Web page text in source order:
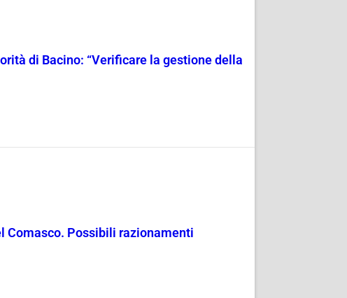
di Bacino: “Verificare la gestione della
Comasco. Possibili razionamenti